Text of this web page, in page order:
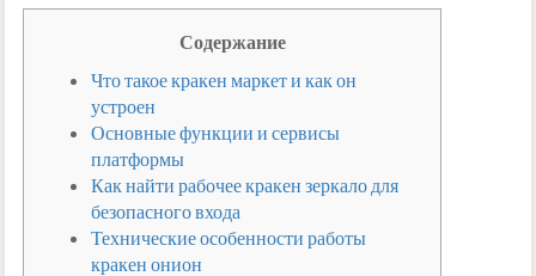
Содержание
Что такое кракен маркет и как он
устроен
Основные функции и сервисы
платформы
Как найти рабочее кракен зеркало для
безопасного входа
Технические особенности работы
кракен онион